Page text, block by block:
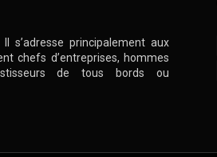
s’adresse principalement aux
chefs d’entreprises, hommes
de tous bords ou